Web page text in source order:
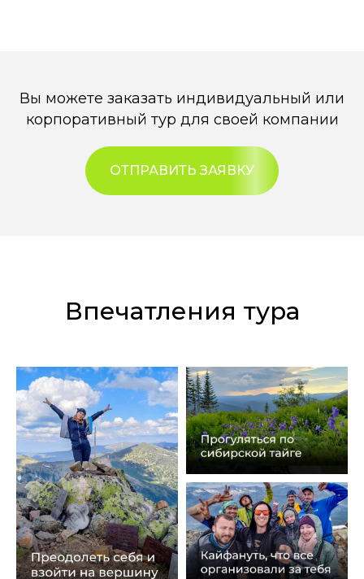
Вы можете заказать индивидуальный или
корпоративный тур для своей компании
ОТПРАВИТЬ ЗАЯВКУ
Впечатления тура